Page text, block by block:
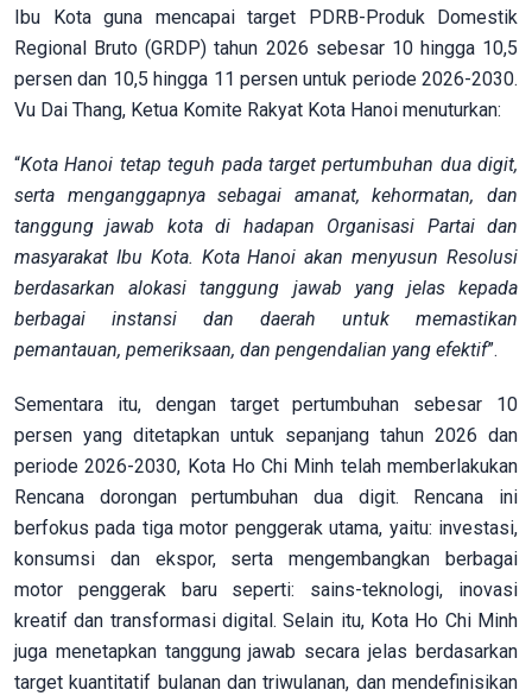
Ibu Kota guna mencapai target PDRB-Produk Domestik
Regional Bruto (GRDP) tahun 2026 sebesar 10 hingga 10,5
persen dan 10,5 hingga 11 persen untuk periode 2026-2030.
Vu Dai Thang, Ketua Komite Rakyat Kota Hanoi menuturkan:
“Kota Hanoi tetap teguh pada target pertumbuhan dua digit,
serta menganggapnya sebagai amanat, kehormatan, dan
tanggung jawab kota di hadapan Organisasi Partai dan
masyarakat Ibu Kota. Kota Hanoi akan menyusun Resolusi
berdasarkan alokasi tanggung jawab yang jelas kepada
berbagai instansi dan daerah untuk memastikan
pemantauan, pemeriksaan, dan pengendalian yang efektif”.
Sementara itu, dengan target pertumbuhan sebesar 10
persen yang ditetapkan untuk sepanjang tahun 2026 dan
periode 2026-2030, Kota Ho Chi Minh telah memberlakukan
Rencana dorongan pertumbuhan dua digit. Rencana ini
berfokus pada tiga motor penggerak utama, yaitu: investasi,
konsumsi dan ekspor, serta mengembangkan berbagai
motor penggerak baru seperti: sains-teknologi, inovasi
kreatif dan transformasi digital. Selain itu, Kota Ho Chi Minh
juga menetapkan tanggung jawab secara jelas berdasarkan
target kuantitatif bulanan dan triwulanan, dan mendefinisikan